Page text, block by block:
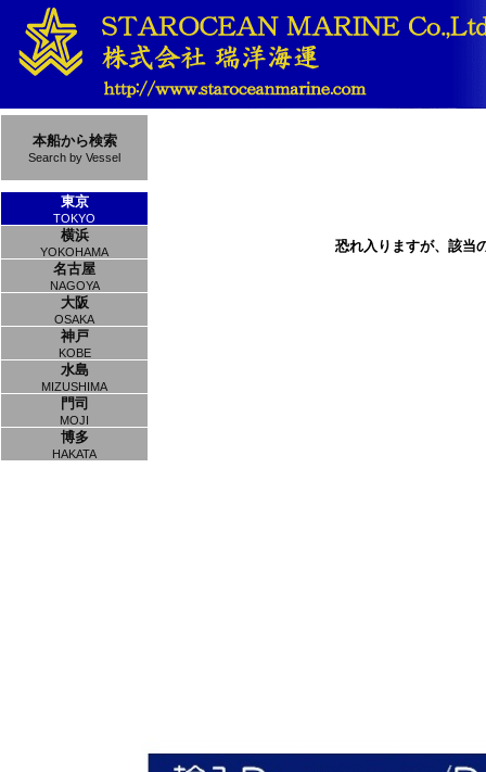
本船から検索
Search by Vessel
東京
TOKYO
横浜
YOKOHAMA
名古屋
NAGOYA
大阪
OSAKA
神戸
KOBE
水島
MIZUSHIMA
門司
MOJI
博多
HAKATA
恐れ入りますが、該当